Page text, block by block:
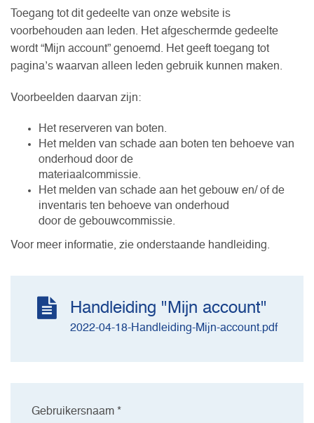
Toegang tot dit gedeelte van onze website is
voorbehouden aan leden. Het afgeschermde gedeelte
wordt “Mijn account” genoemd. Het geeft toegang tot
pagina’s waarvan alleen leden gebruik kunnen maken.
Voorbeelden daarvan zijn:
Het reserveren van boten.
Het melden van schade aan boten ten behoeve van
onderhoud door de
materiaalcommissie.
Het melden van schade aan het gebouw en/ of de
inventaris ten behoeve van onderhoud
door de gebouwcommissie.
Voor meer informatie, zie onderstaande handleiding.
Handleiding "Mijn account"
2022-04-18-Handleiding-Mijn-account.pdf
Gebruikersnaam *